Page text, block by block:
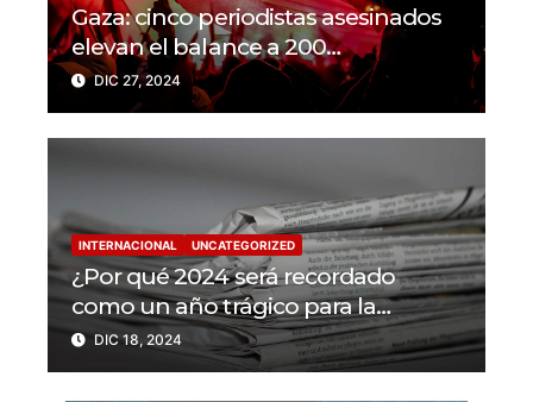
Gaza: cinco periodistas asesinados
elevan el balance a 200
trabajadores de la prensa muertos
en 2024
DIC 27, 2024
INTERNACIONAL UNCATEGORIZED
¿Por qué 2024 será recordado
como un año trágico para la
libertad de prensa? Un tercio de los
periodistas asesinados por Israel
DIC 18, 2024